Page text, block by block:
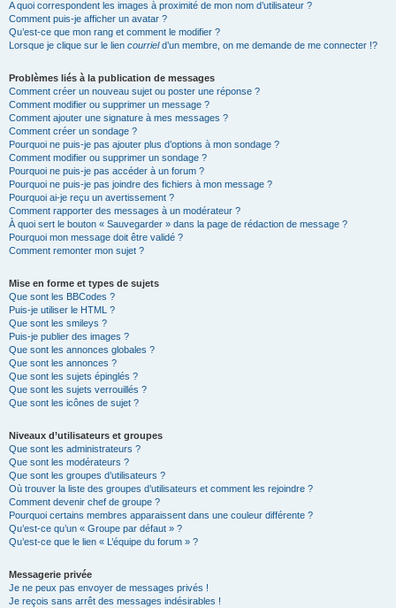
A quoi correspondent les images à proximité de mon nom d’utilisateur ?
Comment puis-je afficher un avatar ?
Qu’est-ce que mon rang et comment le modifier ?
Lorsque je clique sur le lien courrield’un membre, on me demande de me connecter !?
Problèmes liés à la publication de messages
Comment créer un nouveau sujet ou poster une réponse ?
Comment modifier ou supprimer un message ?
Comment ajouter une signature à mes messages ?
Comment créer un sondage ?
Pourquoi ne puis-je pas ajouter plus d’options à mon sondage ?
Comment modifier ou supprimer un sondage ?
Pourquoi ne puis-je pas accéder à un forum ?
Pourquoi ne puis-je pas joindre des fichiers à mon message ?
Pourquoi ai-je reçu un avertissement ?
Comment rapporter des messages à un modérateur ?
À quoi sert le bouton « Sauvegarder » dans la page de rédaction de message ?
Pourquoi mon message doit être validé ?
Comment remonter mon sujet ?
Mise en forme et types de sujets
Que sont les BBCodes ?
Puis-je utiliser le HTML ?
Que sont les smileys ?
Puis-je publier des images ?
Que sont les annonces globales ?
Que sont les annonces ?
Que sont les sujets épinglés ?
Que sont les sujets verrouillés ?
Que sont les icônes de sujet ?
Niveaux d’utilisateurs et groupes
Que sont les administrateurs ?
Que sont les modérateurs ?
Que sont les groupes d’utilisateurs ?
Où trouver la liste des groupes d’utilisateurs et comment les rejoindre ?
Comment devenir chef de groupe ?
Pourquoi certains membres apparaissent dans une couleur différente ?
Qu’est-ce qu’un « Groupe par défaut » ?
Qu’est-ce que le lien « L’équipe du forum » ?
Messagerie privée
Je ne peux pas envoyer de messages privés !
Je reçois sans arrêt des messages indésirables !